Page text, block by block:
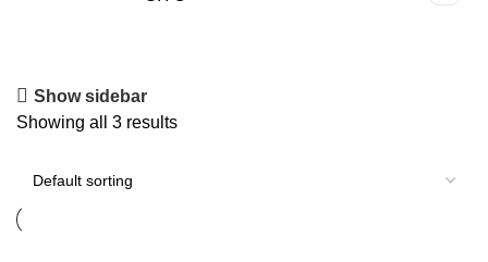
Show sidebar
Showing all 3 results